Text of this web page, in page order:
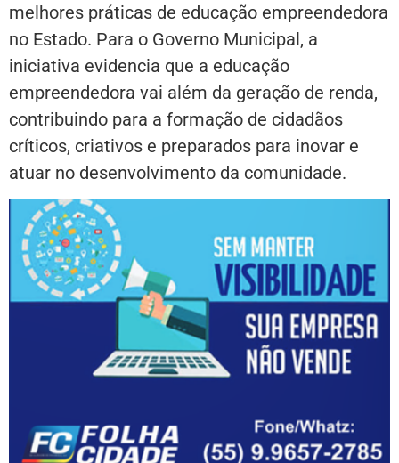
melhores práticas de educação empreendedora
no Estado. Para o Governo Municipal, a
iniciativa evidencia que a educação
empreendedora vai além da geração de renda,
contribuindo para a formação de cidadãos
críticos, criativos e preparados para inovar e
atuar no desenvolvimento da comunidade.